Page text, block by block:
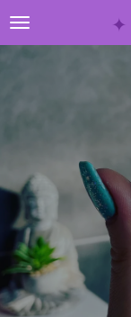
Ga
direct
✦